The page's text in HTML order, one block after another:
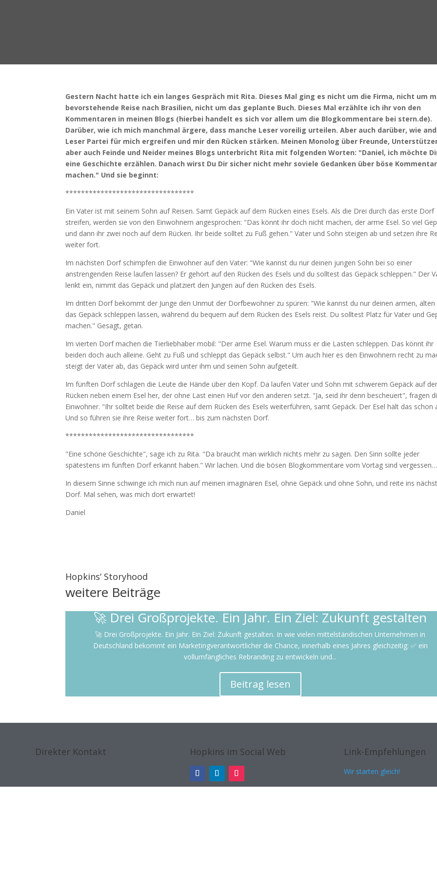
Gestern Nacht hatte ich ein langes Gespräch mit Rita. Dieses Mal ging es nicht um die Firma, nicht um
bevorstehende Reise nach Brasilien, nicht um das geplante Buch. Dieses Mal erzählte ich ihr von den
Kommentaren in meinen Blogs (hierbei handelt es sich vor allem um die Blogkommentare bei stern.de).
Darüber, wie ich mich manchmal ärgere, dass manche Leser voreilig urteilen. Aber auch darüber, wie
Leser Partei für mich ergreifen und mir den Rücken stärken. Meinen Monolog über Freunde,
aber auch Feinde und Neider meines Blogs unterbricht Rita mit folgenden Worten: "Daniel, ich möchte
eine Geschichte erzählen. Danach wirst Du Dir sicher nicht mehr soviele Gedanken über böse
machen." Und sie beginnt:
*********************************
Ein Vater ist mit seinem Sohn auf Reisen. Samt Gepäck auf dem Rücken eines Esels. Als die Drei durch das erste Dorf
streifen, werden sie von den Einwohnern angesprochen: "Das könnt ihr doch nicht machen, der arme Esel. So viel
und dann ihr zwei noch auf dem Rücken. Ihr beide solltet zu Fuß gehen." Vater und Sohn steigen ab und setzen ihre
weiter fort.
Im nächsten Dorf schimpfen die Einwohner auf den Vater: "Wie kannst du nur deinen jungen Sohn bei so einer
anstrengenden Reise laufen lassen? Er gehört auf den Rücken des Esels und du solltest das Gepäck schleppen." Der
lenkt ein, nimmt das Gepäck und platziert den Jungen auf den Rücken des Esels.
Im dritten Dorf bekommt der Junge den Unmut der Dorfbewohner zu spüren: "Wie kannst du nur deinen armen, alten
das Gepäck schleppen lassen, während du bequem auf dem Rücken des Esels reist. Du solltest Platz für Vater und
machen." Gesagt, getan.
Im vierten Dorf machen die Tierliebhaber mobil: "Der arme Esel. Warum muss er die Lasten schleppen. Das könnt ihr
beiden doch auch alleine. Geht zu Fuß und schleppt das Gepäck selbst." Um auch hier es den Einwohnern recht zu
steigt der Vater ab, das Gepäck wird unter ihm und seinen Sohn aufgeteilt.
Im fünften Dorf schlagen die Leute die Hände über den Kopf. Da laufen Vater und Sohn mit schwerem Gepäck auf
Rücken neben einem Esel her, der ohne Last einen Huf vor den anderen setzt. "Ja, seid ihr denn bescheuert", fragen
Einwohner. "Ihr solltet beide die Reise auf dem Rücken des Esels weiterführen, samt Gepäck. Der Esel hält das schon
Und so führen sie ihre Reise weiter fort… bis zum nächsten Dorf.
*********************************
"Eine schöne Geschichte", sage ich zu Rita. "Da braucht man wirklich nichts mehr zu sagen. Den Sinn sollte jeder
spätestens im fünften Dorf erkannt haben." Wir lachen. Und die bösen Blogkommentare vom Vortag sind vergessen…
In diesem Sinne schwinge ich mich nun auf meinen imaginären Esel, ohne Gepäck und ohne Sohn, und reite ins
Dorf. Mal sehen, was mich dort erwartet!
Daniel
Hopkins‘ Storyhood
weitere Beiträge
🚀 Drei Großprojekte. Ein Jahr. Ein Ziel: Zukunft gestalten
🚀 Drei Großprojekte. Ein Jahr. Ein Ziel: Zukunft gestalten. In wie vielen mittelständischen Unternehmen in
Deutschland bekommt ein Marketingverantwortlicher die Chance, innerhalb eines Jahres gleichzeitig: ✅ ein
vollumfängliches Rebranding zu entwickeln und...
Beitrag lesen
Direkter Kontakt Hopkins im Social Web Link-Empfehlungen
Wir starten gleich!
Michael Stange | Fotografie